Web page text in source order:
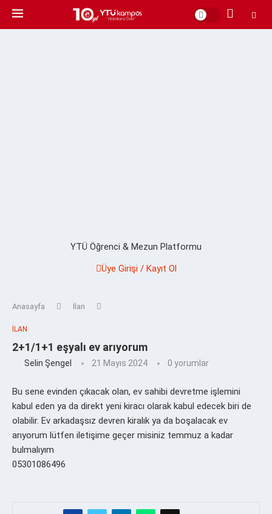
YTÜ Öğrenci & Mezun Platformu
Üye Girişi / Kayıt Ol
Anasayfa İlan
İLAN
2+1/1+1 eşyalı ev arıyorum
Selin Şengel 21 Mayıs 2024 0 yorumlar
Bu sene evinden çıkacak olan, ev sahibi devretme işlemini
kabul eden ya da direkt yeni kiracı olarak kabul edecek biri de
olabilir. Ev arkadaşsız devren kiralık ya da boşalacak ev
arıyorum lütfen iletişime geçer misiniz temmuz a kadar
bulmalıyım
05301086496